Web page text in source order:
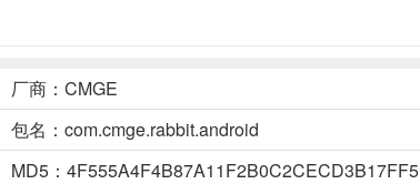
厂商：CMGE
包名：com.cmge.rabbit.android
MD5：4F555A4F4B87A11F2B0C2CECD3B17FF5